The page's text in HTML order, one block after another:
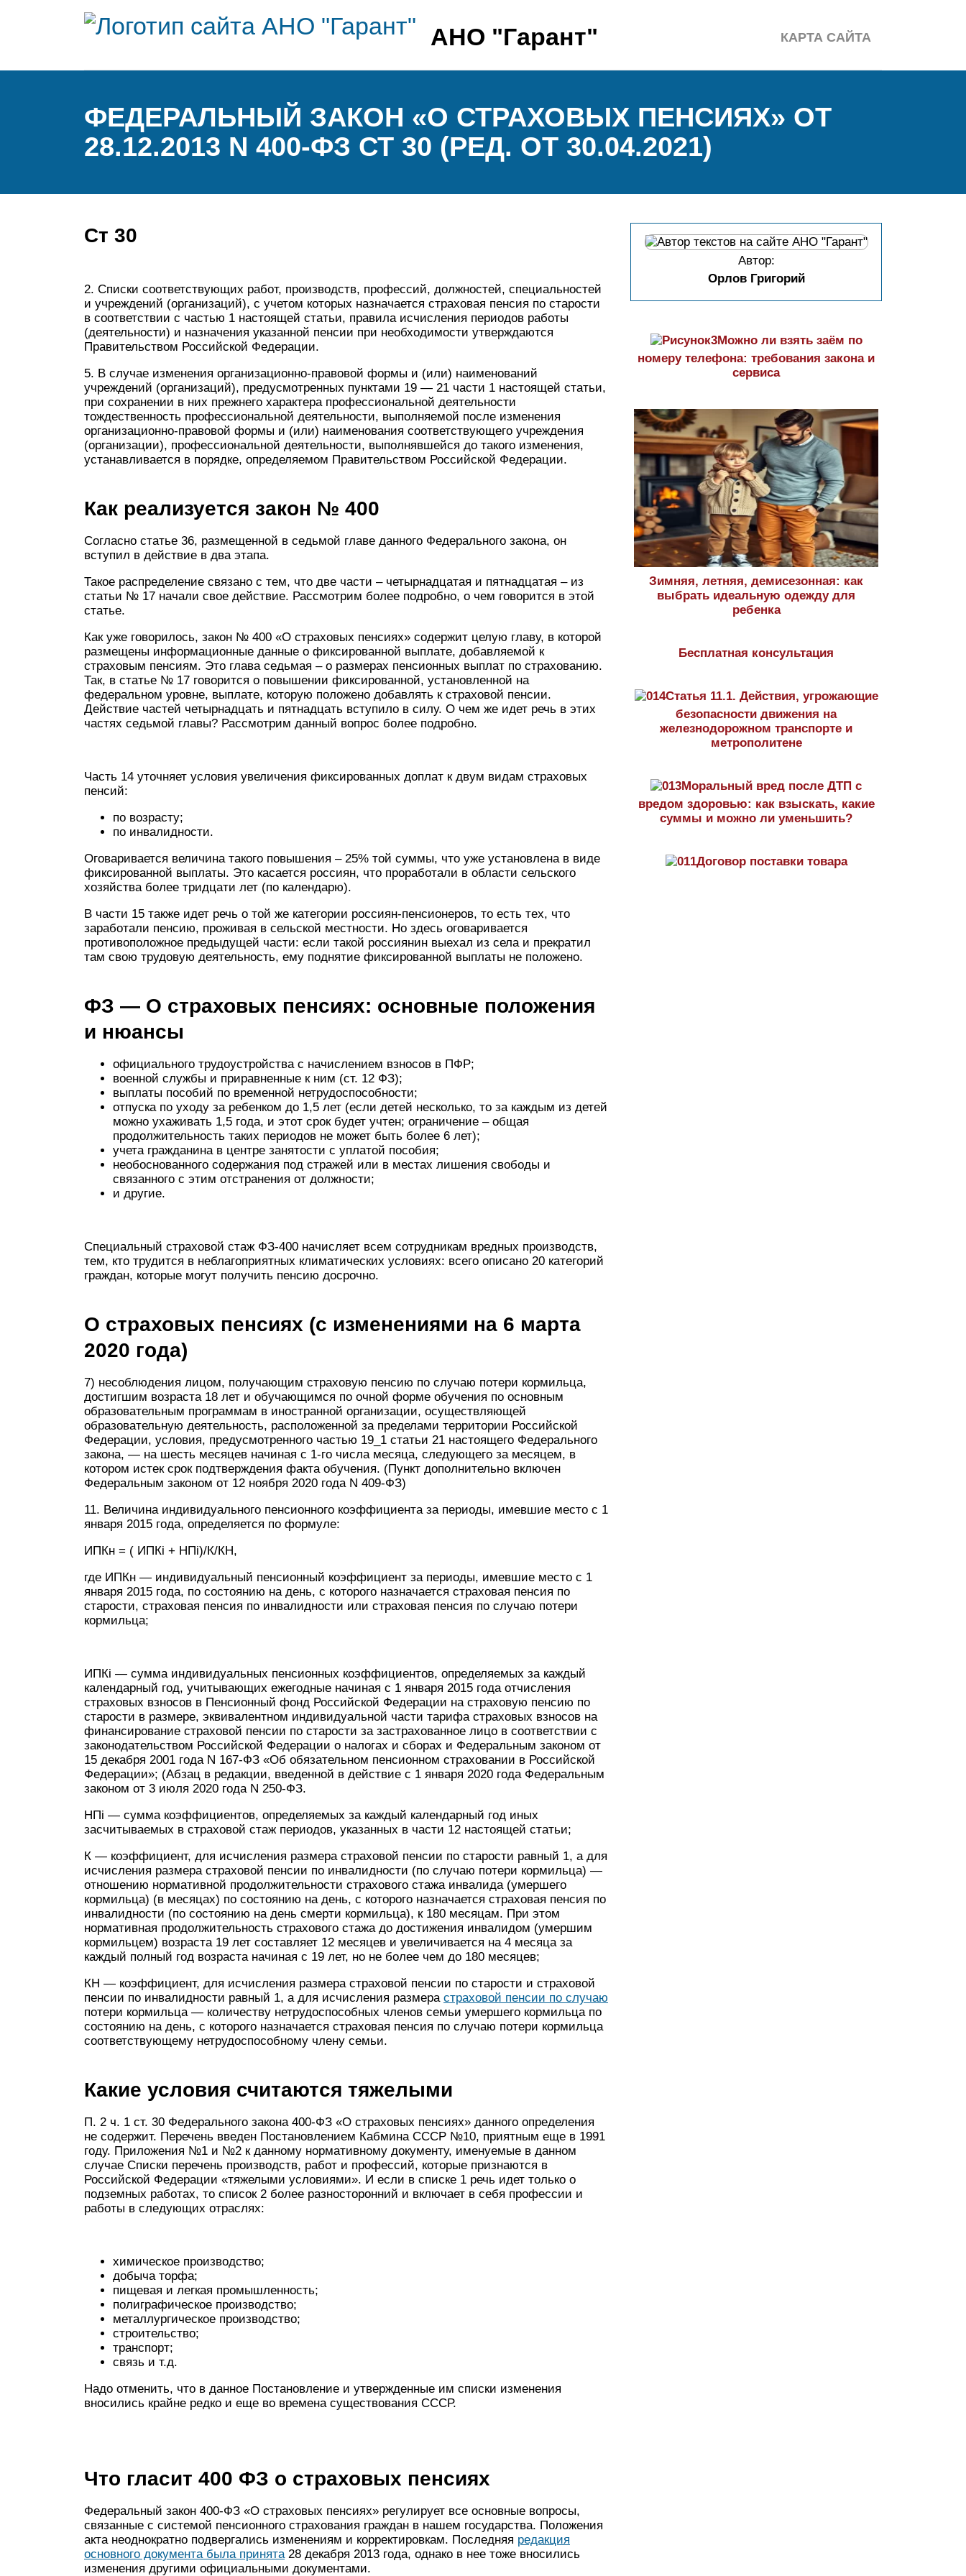
АНО "Гарант" КАРТА САЙТА
ФЕДЕРАЛЬНЫЙ ЗАКОН «О СТРАХОВЫХ ПЕНСИЯХ» ОТ
28.12.2013 N 400-ФЗ СТ 30 (РЕД. ОТ 30.04.2021)
Ст 30
2. Списки соответствующих работ, производств, профессий, должностей, специальностей
и учреждений (организаций), с учетом которых назначается страховая пенсия по старости
в соответствии с частью 1 настоящей статьи, правила исчисления периодов работы
(деятельности) и назначения указанной пенсии при необходимости утверждаются
Правительством Российской Федерации.
5. В случае изменения организационно-правовой формы и (или) наименований
учреждений (организаций), предусмотренных пунктами 19 — 21 части 1 настоящей статьи,
при сохранении в них прежнего характера профессиональной деятельности
тождественность профессиональной деятельности, выполняемой после изменения
организационно-правовой формы и (или) наименования соответствующего учреждения
(организации), профессиональной деятельности, выполнявшейся до такого изменения,
устанавливается в порядке, определяемом Правительством Российской Федерации.
Как реализуется закон № 400
Согласно статье 36, размещенной в седьмой главе данного Федерального закона, он
вступил в действие в два этапа.
Такое распределение связано с тем, что две части – четырнадцатая и пятнадцатая – из
статьи № 17 начали свое действие. Рассмотрим более подробно, о чем говорится в этой
статье.
Как уже говорилось, закон № 400 «О страховых пенсиях» содержит целую главу, в которой
размещены информационные данные о фиксированной выплате, добавляемой к
страховым пенсиям. Это глава седьмая – о размерах пенсионных выплат по страхованию.
Так, в статье № 17 говорится о повышении фиксированной, установленной на
федеральном уровне, выплате, которую положено добавлять к страховой пенсии.
Действие частей четырнадцать и пятнадцать вступило в силу. О чем же идет речь в этих
частях седьмой главы? Рассмотрим данный вопрос более подробно.
Часть 14 уточняет условия увеличения фиксированных доплат к двум видам страховых
пенсий:
по возрасту;
по инвалидности.
Оговаривается величина такого повышения – 25% той суммы, что уже установлена в виде
фиксированной выплаты. Это касается россиян, что проработали в области сельского
хозяйства более тридцати лет (по календарю).
В части 15 также идет речь о той же категории россиян-пенсионеров, то есть тех, что
заработали пенсию, проживая в сельской местности. Но здесь оговаривается
противоположное предыдущей части: если такой россиянин выехал из села и прекратил
там свою трудовую деятельность, ему поднятие фиксированной выплаты не положено.
ФЗ — О страховых пенсиях: основные положения
и нюансы
официального трудоустройства с начислением взносов в ПФР;
военной службы и приравненные к ним (ст. 12 ФЗ);
выплаты пособий по временной нетрудоспособности;
отпуска по уходу за ребенком до 1,5 лет (если детей несколько, то за каждым из детей
можно ухаживать 1,5 года, и этот срок будет учтен; ограничение – общая
продолжительность таких периодов не может быть более 6 лет);
учета гражданина в центре занятости с уплатой пособия;
необоснованного содержания под стражей или в местах лишения свободы и
связанного с этим отстранения от должности;
и другие.
Специальный страховой стаж ФЗ-400 начисляет всем сотрудникам вредных производств,
тем, кто трудится в неблагоприятных климатических условиях: всего описано 20 категорий
граждан, которые могут получить пенсию досрочно.
О страховых пенсиях (с изменениями на 6 марта
2020 года)
7) несоблюдения лицом, получающим страховую пенсию по случаю потери кормильца,
достигшим возраста 18 лет и обучающимся по очной форме обучения по основным
образовательным программам в иностранной организации, осуществляющей
образовательную деятельность, расположенной за пределами территории Российской
Федерации, условия, предусмотренного частью 19_1 статьи 21 настоящего Федерального
закона, — на шесть месяцев начиная с 1-го числа месяца, следующего за месяцем, в
котором истек срок подтверждения факта обучения. (Пункт дополнительно включен
Федеральным законом от 12 ноября 2020 года N 409-ФЗ)
11. Величина индивидуального пенсионного коэффициента за периоды, имевшие место с 1
января 2015 года, определяется по формуле:
ИПКн = ( ИПКi + НПi)/К/КН,
где ИПКн — индивидуальный пенсионный коэффициент за периоды, имевшие место с 1
января 2015 года, по состоянию на день, с которого назначается страховая пенсия по
старости, страховая пенсия по инвалидности или страховая пенсия по случаю потери
кормильца;
ИПКi — сумма индивидуальных пенсионных коэффициентов, определяемых за каждый
календарный год, учитывающих ежегодные начиная с 1 января 2015 года отчисления
страховых взносов в Пенсионный фонд Российской Федерации на страховую пенсию по
старости в размере, эквивалентном индивидуальной части тарифа страховых взносов на
финансирование страховой пенсии по старости за застрахованное лицо в соответствии с
законодательством Российской Федерации о налогах и сборах и Федеральным законом от
15 декабря 2001 года N 167-ФЗ «Об обязательном пенсионном страховании в Российской
Федерации»; (Абзац в редакции, введенной в действие с 1 января 2020 года Федеральным
законом от 3 июля 2020 года N 250-ФЗ.
НПi — сумма коэффициентов, определяемых за каждый календарный год иных
засчитываемых в страховой стаж периодов, указанных в части 12 настоящей статьи;
К — коэффициент, для исчисления размера страховой пенсии по старости равный 1, а для
исчисления размера страховой пенсии по инвалидности (по случаю потери кормильца) —
отношению нормативной продолжительности страхового стажа инвалида (умершего
кормильца) (в месяцах) по состоянию на день, с которого назначается страховая пенсия по
инвалидности (по состоянию на день смерти кормильца), к 180 месяцам. При этом
нормативная продолжительность страхового стажа до достижения инвалидом (умершим
кормильцем) возраста 19 лет составляет 12 месяцев и увеличивается на 4 месяца за
каждый полный год возраста начиная с 19 лет, но не более чем до 180 месяцев;
КН — коэффициент, для исчисления размера страховой пенсии по старости и страховой
пенсии по инвалидности равный 1, а для исчисления размера страховой пенсии по случаю
потери кормильца — количеству нетрудоспособных членов семьи умершего кормильца по
состоянию на день, с которого назначается страховая пенсия по случаю потери кормильца
соответствующему нетрудоспособному члену семьи.
Какие условия считаются тяжелыми
П. 2 ч. 1 ст. 30 Федерального закона 400-ФЗ «О страховых пенсиях» данного определения
не содержит. Перечень введен Постановлением Кабмина СССР №10, приятным еще в 1991
году. Приложения №1 и №2 к данному нормативному документу, именуемые в данном
случае Списки перечень производств, работ и профессий, которые признаются в
Российской Федерации «тяжелыми условиями». И если в списке 1 речь идет только о
подземных работах, то список 2 более разносторонний и включает в себя профессии и
работы в следующих отраслях:
химическое производство;
добыча торфа;
пищевая и легкая промышленность;
полиграфическое производство;
металлургическое производство;
строительство;
транспорт;
связь и т.д.
Надо отменить, что в данное Постановление и утвержденные им списки изменения
вносились крайне редко и еще во времена существования СССР.
Что гласит 400 ФЗ о страховых пенсиях
Федеральный закон 400-ФЗ «О страховых пенсиях» регулирует все основные вопросы,
связанные с системой пенсионного страхования граждан в нашем государства. Положения
акта неоднократно подвергались изменениям и корректировкам. Последняя редакция
основного документа была принята28 декабря 2013 года, однако в нее тоже вносились
изменения другими официальными документами.
Автор:
Орлов Григорий
Можно ли взять заём по
номеру телефона: требования закона и
сервиса
Зимняя, летняя, демисезонная: как
выбрать идеальную одежду для
ребенка
Бесплатная консультация
Статья 11.1. Действия, угрожающие
безопасности движения на
железнодорожном транспорте и
метрополитене
Моральный вред после ДТП с
вредом здоровью: как взыскать, какие
суммы и можно ли уменьшить?
Договор поставки товара